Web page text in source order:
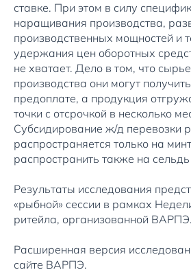
ставке. При этом в силу
наращивания производства,
производственных мощностей и
удержания цен оборотных
не хватает. Дело в том, что
производства они могут
предоплате, а продукция
точки с отсрочкой в несколько
Субсидирование ж/д перевозки
распространяется только на
распространить также на
Результаты исследования
«рыбной» сессии в рамках
ритейла, организованной ВАРПЭ.
Расширенная версия
сайте ВАРПЭ.